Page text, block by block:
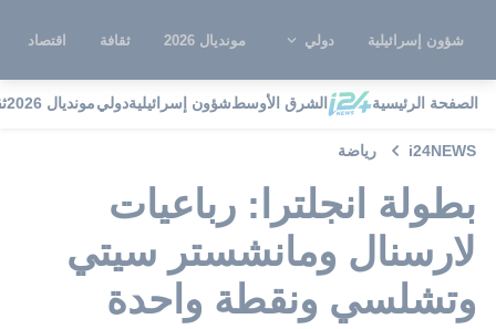
شؤون إسرائيلية دولي مونديال 2026 ثقافة اقتصاد
الصفحة الرئيسية الشرق الأوسطشؤون إسرائيليةدوليمونديال 2026
i24NEWS رياضة
بطولة انجلترا: رباعيات
لارسنال ومانشستر سيتي
وتشلسي ونقطة واحدة